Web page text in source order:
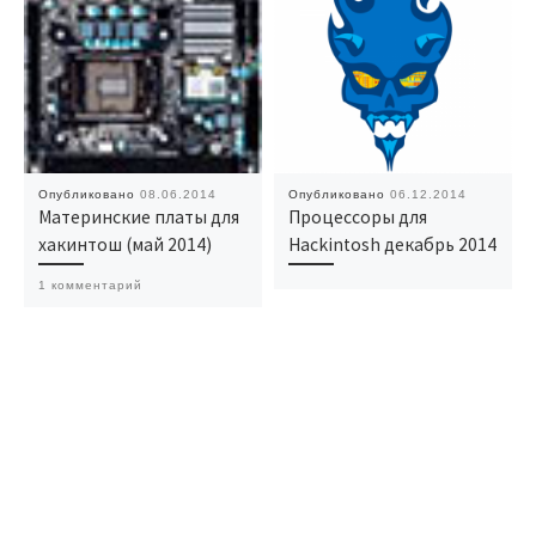
Опубликовано 08.06.2014
Материнские платы для
хакинтош (май 2014)
1 комментарий
Опубликовано 06.12.2014
Процессоры для
Hackintosh декабрь 2014